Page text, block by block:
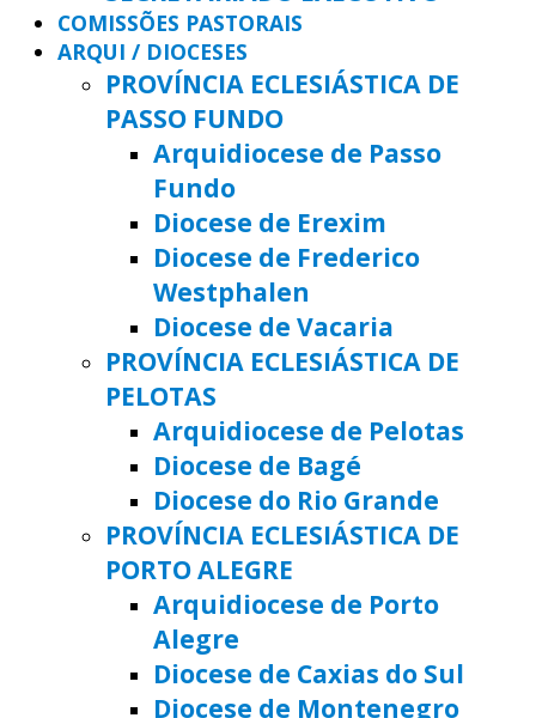
COMISSÕES PASTORAIS
ARQUI / DIOCESES
PROVÍNCIA ECLESIÁSTICA DE
PASSO FUNDO
Arquidiocese de Passo
Fundo
Diocese de Erexim
Diocese de Frederico
Westphalen
Diocese de Vacaria
PROVÍNCIA ECLESIÁSTICA DE
PELOTAS
Arquidiocese de Pelotas
Diocese de Bagé
Diocese do Rio Grande
PROVÍNCIA ECLESIÁSTICA DE
PORTO ALEGRE
Arquidiocese de Porto
Alegre
Diocese de Caxias do Sul
Diocese de Montenegro